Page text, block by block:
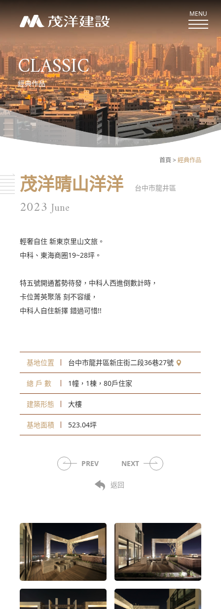
MENU
關於茂洋
ABOUT US
新案鑑賞
CASE
最新消息
客服中心
CLASSIC
經典作品
首頁 經典作品
茂洋晴山洋洋 台中市龍井區
2023June
輕奢自住 新東京里山文旅。
中科、東海商圈19~28坪。
特五號開通蓄勢待發，中科人西進倒數計時，
卡位菁英聚落 刻不容緩，
中科人自住新擇 錯過可惜!!
基地位置 台中市龍井區新庄街二段36巷27號
總 戶 數 1幢，1棟，80戶住家
建築形態 大樓
基地面積 523.04坪
PREV NEXT
返回